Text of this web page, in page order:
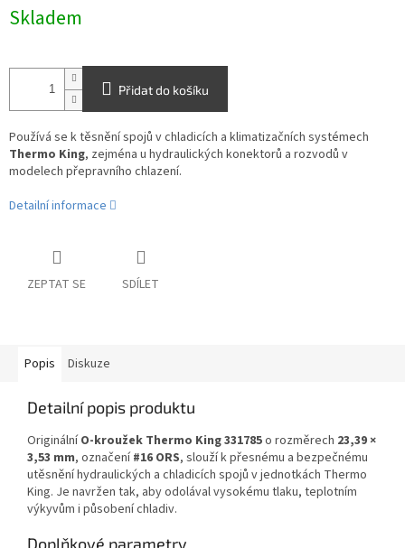
cena:
Skladem
Přidat do košíku
Používá se k těsnění spojů v chladicích a klimatizačních systémech
Thermo King, zejména u hydraulických konektorů a rozvodů v
modelech přepravního chlazení.
Detailní informace
ZEPTAT SE SDÍLET
Popis Diskuze
Detailní popis produktu
OriginálníO-kroužek Thermo King 331785o rozměrech 23,39 ×
3,53 mm, označení#16 ORS, slouží k přesnému a bezpečnému
utěsnění hydraulických a chladicích spojů v jednotkách Thermo
King. Je navržen tak, aby odolával vysokému tlaku, teplotním
výkyvům i působení chladiv.
Doplňkové parametry